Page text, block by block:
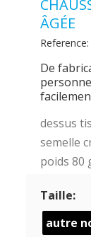
ÂGÉE
Reference:
De
dessus
semelle
poids 80
Taille:
autre